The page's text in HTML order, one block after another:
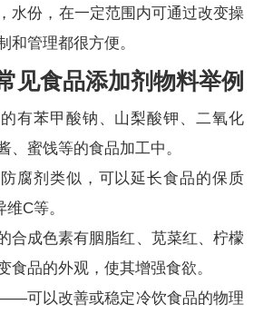
水份，在一定范围内可通过改变操
和管理都很方便。
见食品添加剂物料举例
有苯甲酸钠、山梨酸钾、二氧化
、蜜饯等的食品加工中。
腐剂类似，可以延长食品的保质
C等。
成色素有胭脂红、苋菜红、柠檬
食品的外观，使其增强食欲。
可以改善或稳定冷饮食品的物理